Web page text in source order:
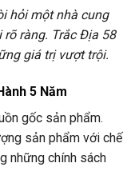
hỏi một nhà cung
ràng. Trắc Địa 58
giá trị vượt trội.
5 Năm
gốc sản phẩm.
sản phẩm với chế
những chính sách